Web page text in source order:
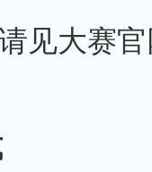
见大赛